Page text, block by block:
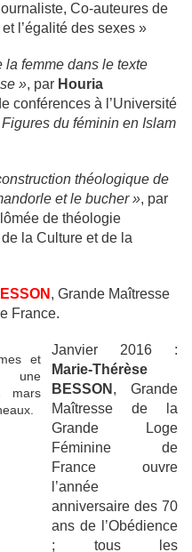
Co-auteures de
l’égalité des sexes »
la femme dans le texte
», par Houria
conférences à l’Université
Figures du féminin en Islam
théologique de
et le bucher », par
de théologie
la Culture et de la
, Grande Maîtresse
France.
Janvier 2016 :
Marie-Thérèse
BESSON , Grande
Maîtresse de la
Grande Loge
Féminine de
France ouvre
l’année
anniversaire des 70
ans de l’Obédience
; tous les